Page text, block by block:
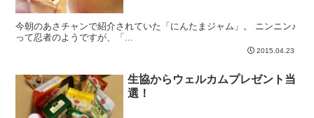
今朝のあさチャンで紹介されていた「にんたまジャム」。 ニンニン♪
って忍者のようですが、「...
2015.04.23
生協からウェルカムプレゼント当
選！